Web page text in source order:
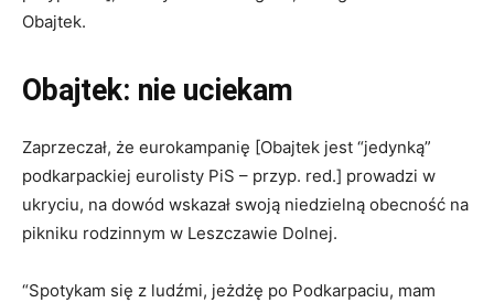
Obajtek.
Obajtek: nie uciekam
Zaprzeczał, że eurokampanię [Obajtek jest “jedynką”
podkarpackiej eurolisty PiS – przyp. red.] prowadzi w
ukryciu, na dowód wskazał swoją niedzielną obecność na
pikniku rodzinnym w Leszczawie Dolnej.
“Spotykam się z ludźmi, jeżdżę po Podkarpaciu, mam